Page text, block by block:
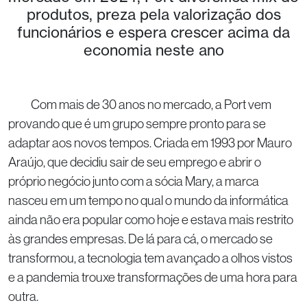
produtos, preza pela valorização dos
funcionários e espera crescer acima da
economia neste ano
Com mais de 30 anos no mercado, a Port vem
provando que é um grupo sempre pronto para se
adaptar aos novos tempos. Criada em 1993 por Mauro
Araújo, que decidiu sair de seu emprego e abrir o
próprio negócio junto com a sócia Mary, a marca
nasceu em um tempo no qual o mundo da informática
ainda não era popular como hoje e estava mais restrito
às grandes empresas. De lá para cá, o mercado se
transformou, a tecnologia tem avançado a olhos vistos
e a pandemia trouxe transformações de uma hora para
outra.